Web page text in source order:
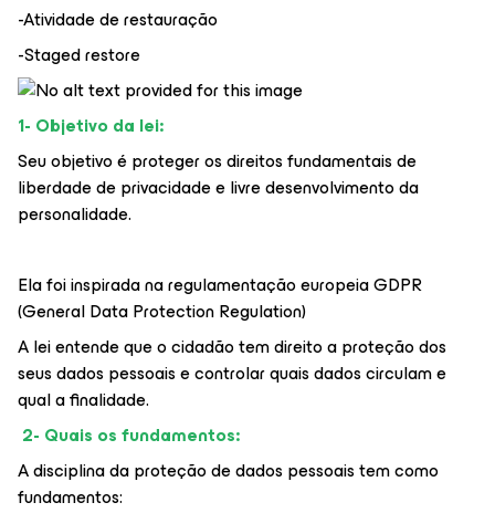
-Atividade de restauração
-Staged restore
1- Objetivo da lei:
Seu objetivo é proteger os direitos fundamentais de
liberdade de privacidade e livre desenvolvimento da
personalidade.
Ela foi inspirada na regulamentação europeia GDPR
(General Data Protection Regulation)
A lei entende que o cidadão tem direito a proteção dos
seus dados pessoais e controlar quais dados circulam e
qual a finalidade.
2- Quais os fundamentos:
A disciplina da proteção de dados pessoais tem como
fundamentos: